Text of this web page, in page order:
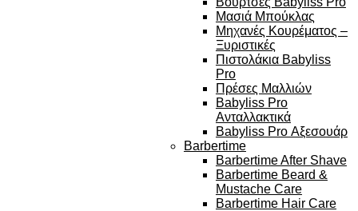
Μασιά Μπούκλας
Μηχανές Κουρέματος –
Ξυριστικές
Πιστολάκια Babyliss
Pro
Πρέσες Μαλλιών
Babyliss Pro
Ανταλλακτικά
Babyliss Pro Αξεσουάρ
Barbertime
Barbertime After Shave
Barbertime Beard &
Mustache Care
Barbertime Hair Care